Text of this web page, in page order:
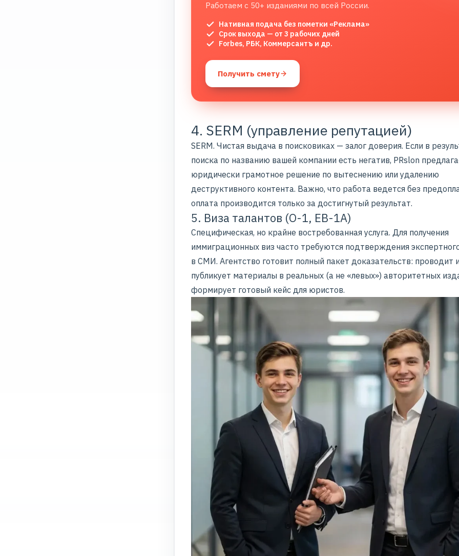
Работаем с 50+ изданиями по всей России.
Нативная подача без пометки «Реклама»
Срок выхода — от 3 рабочих дней
Forbes, РБК, Коммерсантъ и др.
Получить смету
4. SERM (управление репутацией)
SERM. Чистая выдача в поисковиках — залог доверия. Если в
поиска по названию вашей компании есть негатив, PRslon
юридически грамотное решение по вытеснению или удалению
деструктивного контента. Важно, что работа ведется без
оплата производится только за достигнутый результат.
5. Виза талантов (O-1, EB-1A)
Специфическая, но крайне востребованная услуга. Для получения
иммиграционных виз часто требуются подтверждения
в СМИ. Агентство готовит полный пакет доказательств: проводит
публикует материалы в реальных (а не «левых») авторитетных
формирует готовый кейс для юристов.